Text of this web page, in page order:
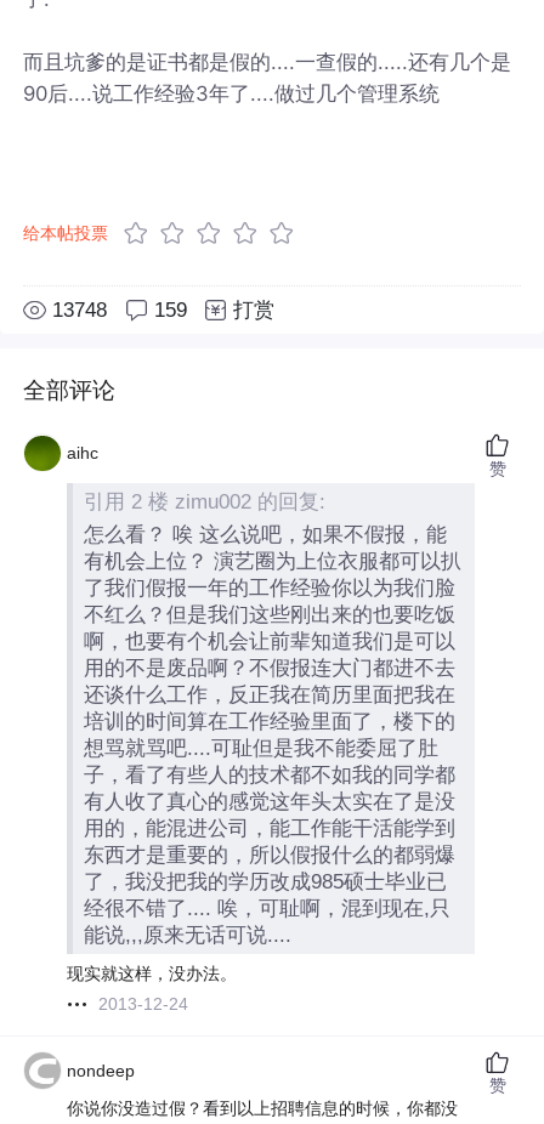
而且坑爹的是证书都是假的....一查假的.....还有几个是
90后....说工作经验3年了....做过几个管理系统
给本帖投票
13748 159 打赏
全部评论
aihc
引用 2 楼 zimu002 的回复:
怎么看？ 唉 这么说吧，如果不假报，能
有机会上位？ 演艺圈为上位衣服都可以扒
了我们假报一年的工作经验你以为我们脸
不红么？但是我们这些刚出来的也要吃饭
啊，也要有个机会让前辈知道我们是可以
用的不是废品啊？不假报连大门都进不去
还谈什么工作，反正我在简历里面把我在
培训的时间算在工作经验里面了，楼下的
想骂就骂吧....可耻但是我不能委屈了肚
子，看了有些人的技术都不如我的同学都
有人收了真心的感觉这年头太实在了是没
用的，能混进公司，能工作能干活能学到
东西才是重要的，所以假报什么的都弱爆
了，我没把我的学历改成985硕士毕业已
经很不错了.... 唉，可耻啊，混到现在,只
能说,,,原来无话可说....
现实就这样，没办法。
2013-12-24
赞
nondeep
你说你没造过假？看到以上招聘信息的时候，你都没
赞